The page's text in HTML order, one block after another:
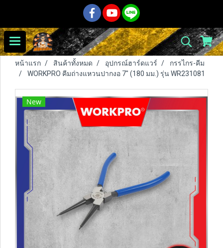
หน้าแรก สินค้าทั้งหมด อุปกรณ์ฮาร์ดแวร์
กรรไกร-คีม
WORKPRO คีมถ่างแหวนปากงอ 7" (180 มม.) รุ่น WR231081
New